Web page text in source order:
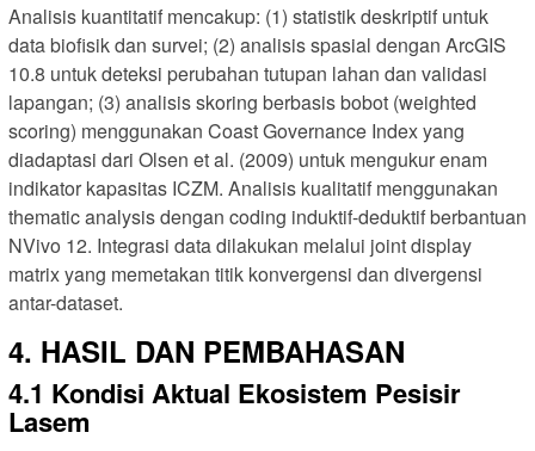
Analisis kuantitatif mencakup: (1) statistik deskriptif untuk
data biofisik dan survei; (2) analisis spasial dengan ArcGIS
10.8 untuk deteksi perubahan tutupan lahan dan validasi
lapangan; (3) analisis skoring berbasis bobot (weighted
scoring) menggunakan Coast Governance Index yang
diadaptasi dari Olsen et al. (2009) untuk mengukur enam
indikator kapasitas ICZM. Analisis kualitatif menggunakan
thematic analysis dengan coding induktif-deduktif berbantuan
NVivo 12. Integrasi data dilakukan melalui joint display
matrix yang memetakan titik konvergensi dan divergensi
antar-dataset.
4. HASIL DAN PEMBAHASAN
4.1 Kondisi Aktual Ekosistem Pesisir
Lasem